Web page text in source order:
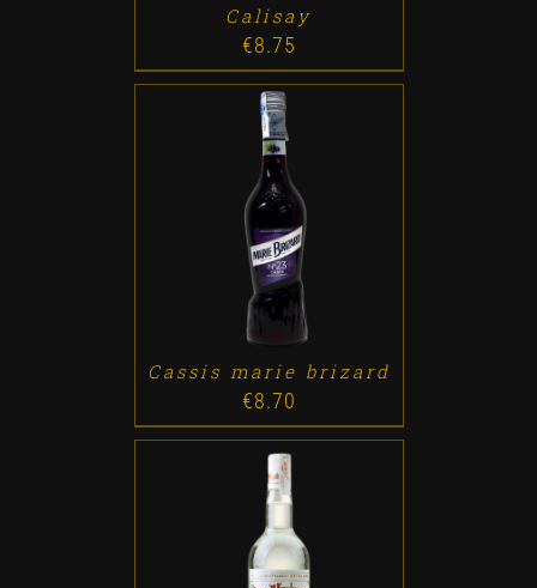
Calisay
€8.75
DETALLES
Cassis marie brizard
€8.70
ADD TO CART / DETALLES